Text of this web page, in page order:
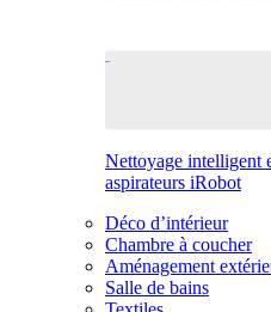
Nettoyage intelligent
aspirateurs iRobot
Déco d’intérieur
Chambre à coucher
Aménagement
Salle de bains